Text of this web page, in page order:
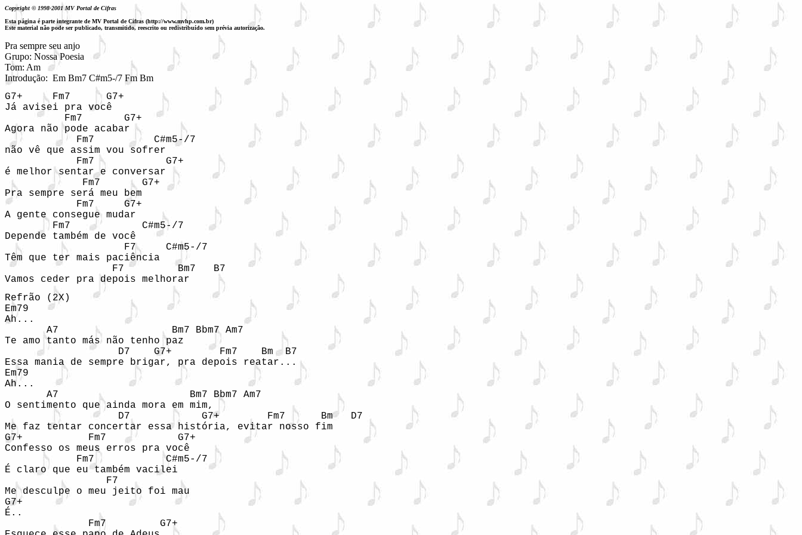
Copyright © 1998-2001 MV Portal de Cifras
Esta página é parte integrante de MV Portal de Cifras (http://www.mvhp.com.br)
Este material não pode ser publicado, transmitido, reescrito ou redistribuído sem prévia autorização.
Pra sempre seu anjo
Grupo: Nossa Poesia
Tom: Am
Introdução:  Em Bm7 C#m5-/7 Fm Bm
G7+     Fm7      G7+
Já avisei pra você
          Fm7       G7+
Agora não pode acabar
            Fm7          C#m5-/7
não vê que assim vou sofrer
            Fm7            G7+
é melhor sentar e conversar
             Fm7       G7+
Pra sempre será meu bem
            Fm7     G7+
A gente consegue mudar
        Fm7            C#m5-/7
Depende também de você
                    F7     C#m5-/7
Têm que ter mais paciência
                  F7         Bm7   B7
Vamos ceder pra depois melhorar
Refrão (2X)
Em79
Ah...
       A7                   Bm7 Bbm7 Am7
Te amo tanto más não tenho paz
                   D7    G7+        Fm7    Bm  B7
Essa mania de sempre brigar, pra depois reatar...
Em79
Ah...
       A7                      Bm7 Bbm7 Am7
O sentimento que ainda mora em mim,
                   D7            G7+        Fm7      Bm   D7
Me faz tentar concertar essa história, evitar nosso fim
G7+           Fm7            G7+
Confesso os meus erros pra você
            Fm7            C#m5-/7
É claro que eu também vacilei
                 F7
Me desculpe o meu jeito foi mau
G7+
É..
              Fm7         G7+